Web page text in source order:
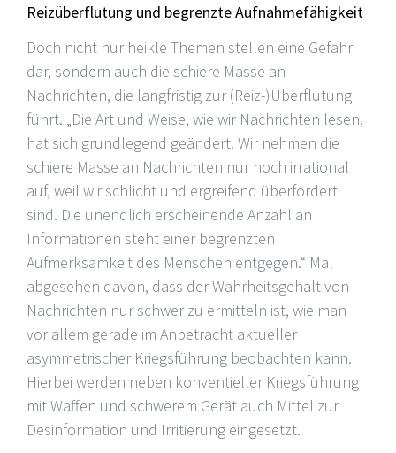
Reizüberflutung und begrenzte Aufnahmefähigkeit
Doch nicht nur heikle Themen stellen eine Gefahr
dar, sondern auch die schiere Masse an
Nachrichten, die langfristig zur (Reiz-)Überflutung
führt. „Die Art und Weise, wie wir Nachrichten lesen,
hat sich grundlegend geändert. Wir nehmen die
schiere Masse an Nachrichten nur noch irrational
auf, weil wir schlicht und ergreifend überfordert
sind. Die unendlich erscheinende Anzahl an
Informationen steht einer begrenzten
Aufmerksamkeit des Menschen entgegen.“ Mal
abgesehen davon, dass der Wahrheitsgehalt von
Nachrichten nur schwer zu ermitteln ist, wie man
vor allem gerade im Anbetracht aktueller
asymmetrischer Kriegsführung beobachten kann.
Hierbei werden neben konventieller Kriegsführung
mit Waffen und schwerem Gerät auch Mittel zur
Desinformation und Irritierung eingesetzt.